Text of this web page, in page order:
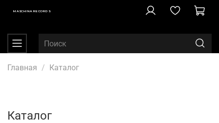
MASCHINA RECORDS
Главная Каталог
Каталог